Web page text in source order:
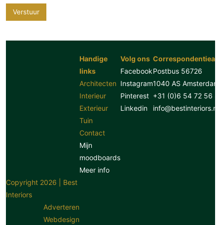
Verstuur
Handige
links
Architecten
Interieur
Exterieur
Tuin
Contact
Mijn
moodboards
Meer info
Volg ons
Facebook
Instagram
Pinterest
Linkedin
Postbus 56726
1040 AS Amsterdam
+31 (0)6 54 72 56
info@bestinteriors.nl
Copyright 2026 | Best
Interiors
Adverteren
Webdesign